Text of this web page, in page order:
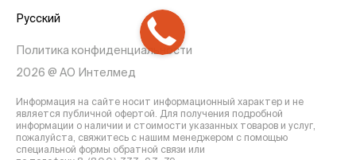
Русский
Политика конфиденциальности
2026 @ АО Интелмед
Информация на сайте носит информационный характер и не
является публичной офертой. Для получения подробной
информации о наличии и стоимости указанных товаров и услуг,
пожалуйста, свяжитесь с нашим менеджером с помощью
специальной формы обратной связи или